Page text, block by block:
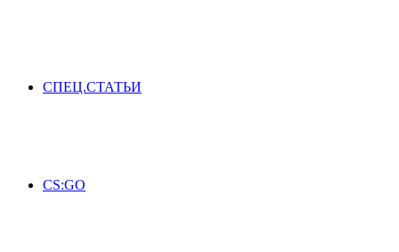
СПЕЦ.СТАТЬИ
CS:GO